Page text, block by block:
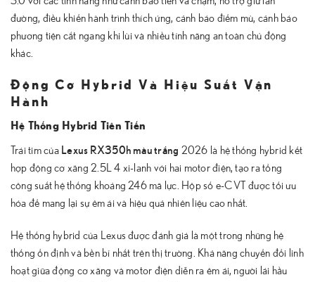
đường, điều khiển hành trình thích ứng, cảnh báo điểm mù, cảnh báo
phương tiện cắt ngang khi lùi và nhiều tính năng an toàn chủ động
khác.
Động Cơ Hybrid Và Hiệu Suất Vận
Hành
Hệ Thống Hybrid Tiên Tiến
Trái tim của Lexus RX350h màu trắng 2026 là hệ thống hybrid kết
hợp động cơ xăng 2.5L 4 xi-lanh với hai motor điện, tạo ra tổng
công suất hệ thống khoảng 246 mã lực. Hộp số e-CVT được tối ưu
hóa để mang lại sự êm ái và hiệu quả nhiên liệu cao nhất.
Hệ thống hybrid của Lexus được đánh giá là một trong những hệ
thống ổn định và bền bỉ nhất trên thị trường. Khả năng chuyển đổi linh
hoạt giữa động cơ xăng và motor điện diễn ra êm ái, người lái hầu